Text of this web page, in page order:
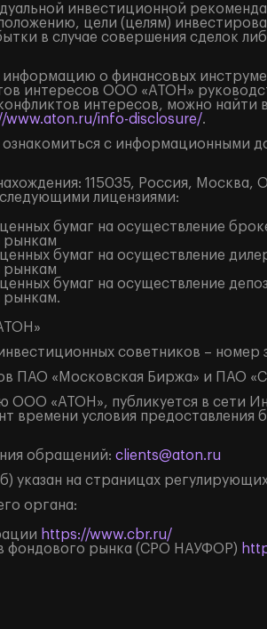
инвестиционной
цели (целям)
в случае совершения сделок
о финансовых
интересов ООО «АТОН»
интересов, можно найти
www.aton.ru/info-disclosure/.
ознакомиться с информационными
115035, Россия, Москва,
лицензиями:
бумаг на осуществление
рынкам
бумаг на осуществление
рынкам
бумаг на осуществление
рынкам.
советников – номер
ПАО «Московская Биржа» и ПАО
ООО «АТОН», публикуется в сети
времени условия
обращений: clients@aton.ru
указан на страницах
органа:
https://www.cbr.ru/
фондового рынка (СРО НАУФОР)